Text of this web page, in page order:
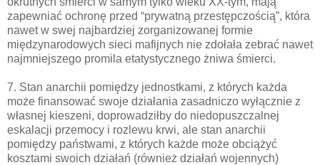
zapewniać ochronę przed “prywatną przestępczością”, która
nawet w swej najbardziej zorganizowanej formie
międzynarodowych sieci mafijnych nie zdołała zebrać nawet
najmniejszego promila etatystycznego żniwa śmierci.
7. Stan anarchii pomiędzy jednostkami, z których każda
może finansować swoje działania zasadniczo wyłącznie z
własnej kieszeni, doprowadziłby do niedopuszczalnej
eskalacji przemocy i rozlewu krwi, ale stan anarchii
pomiędzy państwami, z których każde może obciążyć
kosztami swoich działań (również działań wojennych)